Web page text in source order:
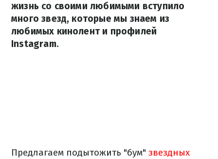
жизнь со своими любимыми вступило
много звезд, которые мы знаем из
любимых кинолент и профилей
Instagram.
Предлагаем подытожить "бум" звездных